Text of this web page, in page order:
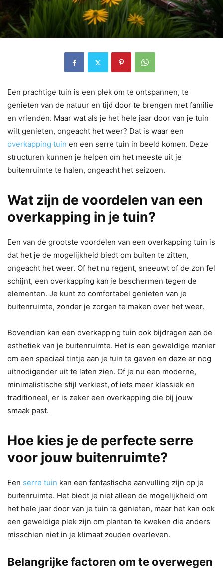
Een prachtige tuin is een plek om te ontspannen, te
genieten van de natuur en tijd door te brengen met familie
en vrienden. Maar wat als je het hele jaar door van je tuin
wilt genieten, ongeacht het weer? Dat is waar een
overkapping tuin en een serre tuin in beeld komen. Deze
structuren kunnen je helpen om het meeste uit je
buitenruimte te halen, ongeacht het seizoen.
Wat zijn de voordelen van een
overkapping in je tuin?
Een van de grootste voordelen van een overkapping tuin is
dat het je de mogelijkheid biedt om buiten te zitten,
ongeacht het weer. Of het nu regent, sneeuwt of de zon fel
schijnt, een overkapping kan je beschermen tegen de
elementen. Je kunt zo comfortabel genieten van je
buitenruimte, zonder je zorgen te maken over het weer.
Bovendien kan een overkapping tuin ook bijdragen aan de
esthetiek van je buitenruimte. Het is een geweldige manier
om een ​​speciaal tintje aan je tuin te geven en deze er nog
uitnodigender uit te laten zien. Of je nu een moderne,
minimalistische stijl verkiest, of iets meer klassiek en
traditioneel, er is zeker een overkapping die bij jouw
smaak past.
Hoe kies je de perfecte serre
voor jouw buitenruimte?
Een serre tuin kan een fantastische aanvulling zijn op je
buitenruimte. Het biedt je niet alleen de mogelijkheid om
het hele jaar door van je tuin te genieten, maar het kan ook
een geweldige plek zijn om planten te kweken die anders
misschien niet in je klimaat zouden overleven.
Belangrijke factoren om te overwegen